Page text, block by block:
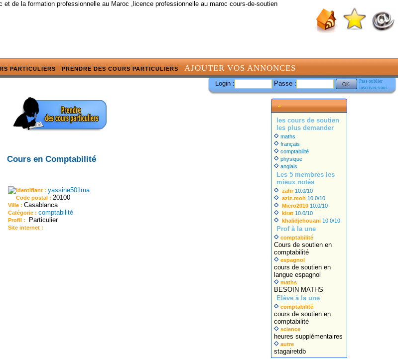
de la formation professionnelle au Maroc ,licence professionnelle au maroc cours-de-soutien
PARTICULIERS PRENDRE DES COURS PARTICULIERS AJOUTER VOS ANNONCES
Login : Passe :
Pass oublier
Inscrivez-vous
Cours en Comptabilité
Identifiant :yassine501ma
Code postal : 20100
Ville :Casablanca
Catégorie :comptabilité
Profil : Particulier
Site internet :
les cours de soutien
les plus demander
maths
français
comptabilité
physique
anglais
Les 5 membres les
mieux notés
zahr 10.0/10
aziz.moh 10.0/10
Micro2010 10.0/10
kirat 10.0/10
khalidjehouani 10.0/10
Prof à la une
comptabilité
Cours de soutien en
comptabilité
espagnol
cours de soutien en
langue espagnol
maths
BESOIN MATHS
Elève à la une
comptabilité
cours de soutien en
comptabilité
science
heures supplémentaires
autre
stagairetdb